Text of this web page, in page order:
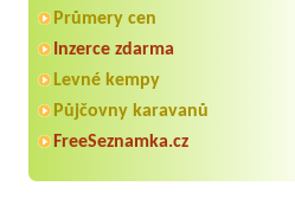
Průmery cen
Inzerce zdarma
Levné kempy
Půjčovny karavanů
FreeSeznamka.cz
Aneta Melicharová***
Byli jsme zde v týdnu od 25.7. do 1.8.
2026. Kemp jako takový je pěkný. V